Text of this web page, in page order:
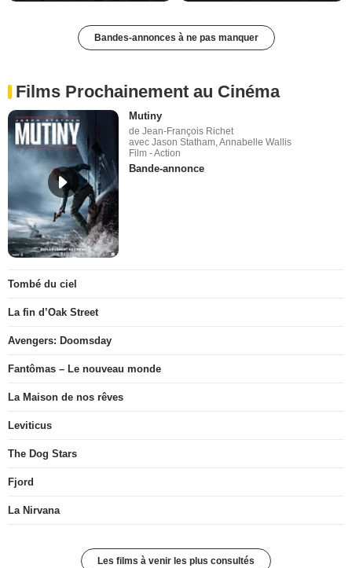
Bandes-annonces à ne pas manquer
Films Prochainement au Cinéma
Mutiny
de Jean-François Richet
avec Jason Statham, Annabelle Wallis
Film - Action
Bande-annonce
Tombé du ciel
La fin d’Oak Street
Avengers: Doomsday
Fantômas – Le nouveau monde
La Maison de nos rêves
Leviticus
The Dog Stars
Fjord
La Nirvana
Les films à venir les plus consultés